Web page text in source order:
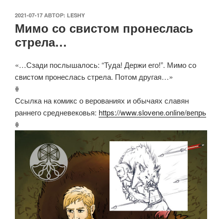
ОПУБЛИКОВАНО
2021-07-17 АВТОР: LESHY
Мимо со свистом пронеслась
стрела…
«…Сзади послышалось: “Туда! Держи его!”. Мимо со
свистом пронеслась стрела. Потом другая…»
ꏍ
Ссылка на комикс о верованиях и обычаях славян
раннего средневековья: https://www.slovene.online/вепрь
ꏍ